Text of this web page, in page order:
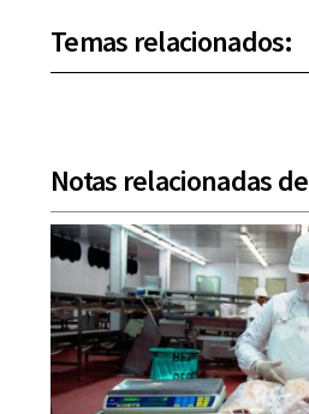
Temas relacionados:
Notas relacionadas de